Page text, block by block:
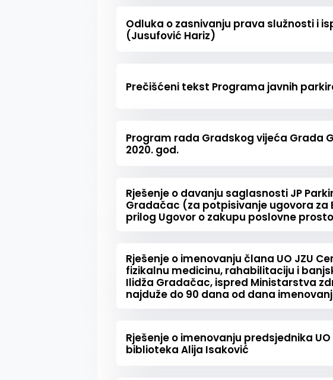
Odluka o zasnivanju prava služnosti i
(Jusufović Hariz)
Prečišćeni tekst Programa javnih
Program rada Gradskog vijeća Grada
2020. god.
Rješenje o davanju saglasnosti JP
Gradačac (za potpisivanje ugovora za
prilog Ugovor o zakupu poslovne
Rješenje o imenovanju člana UO JZU
fizikalnu medicinu, rahabilitaciju i
Ilidža Gradačac, ispred Ministarstva
najduže do 90 dana od dana
Rješenje o imenovanju predsjednika
biblioteka Alija Isaković